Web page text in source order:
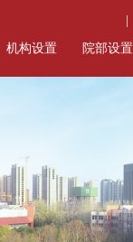
机构设置 院部设置